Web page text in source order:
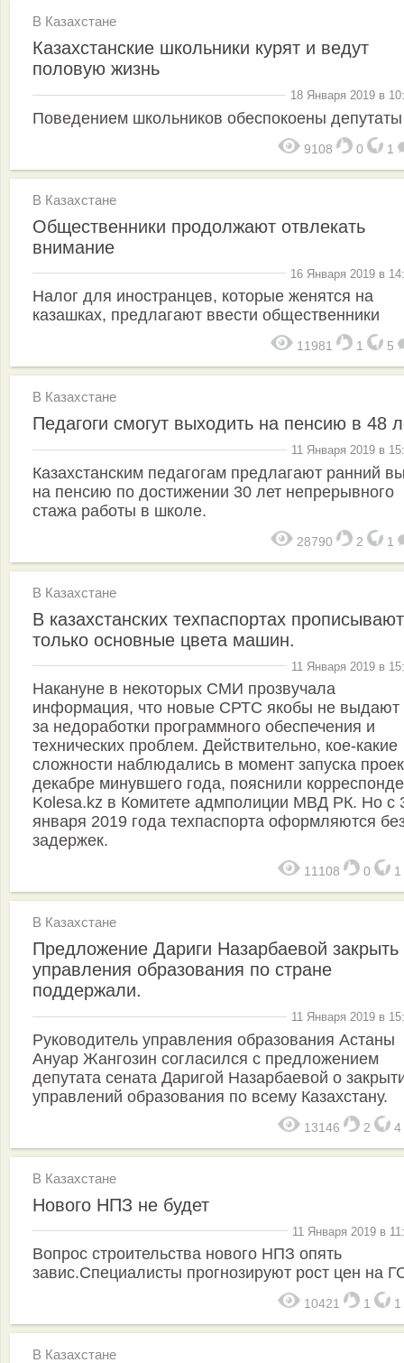
В Казахстане
Казахстанские школьники курят и ведут
половую жизнь
18 Января 2019 в
Поведением школьников обеспокоены депутаты
9108 0 1
В Казахстане
Общественники продолжают отвлекать
внимание
16 Января 2019 в
Налог для иностранцев, которые женятся на
казашках, предлагают ввести общественники
11981 1 5
В Казахстане
Педагоги смогут выходить на пенсию в 48
11 Января 2019 в
Казахстанским педагогам предлагают ранний
на пенсию по достижении 30 лет непрерывного
стажа работы в школе.
28790 2 1
В Казахстане
В казахстанских техпаспортах прописывают
только основные цвета машин.
11 Января 2019 в
Накануне в некоторых СМИ прозвучала
информация, что новые СРТС якобы не выдают
за недоработки программного обеспечения и
технических проблем. Действительно, кое-какие
сложности наблюдались в момент запуска
декабре минувшего года, пояснили
Kolesa.kz в Комитете адмполиции МВД РК. Но с
января 2019 года техпаспорта оформляются
задержек.
11108 0 1
В Казахстане
Предложение Дариги Назарбаевой закрыть
управления образования по стране
поддержали.
11 Января 2019 в
Руководитель управления образования Астаны
Ануар Жангозин согласился с предложением
депутата сената Даригой Назарбаевой о
управлений образования по всему Казахстану.
13146 2 4
В Казахстане
Нового НПЗ не будет
11 Января 2019 в
Вопрос строительства нового НПЗ опять
завис.Специалисты прогнозируют рост цен на
10421 1 1
В Казахстане